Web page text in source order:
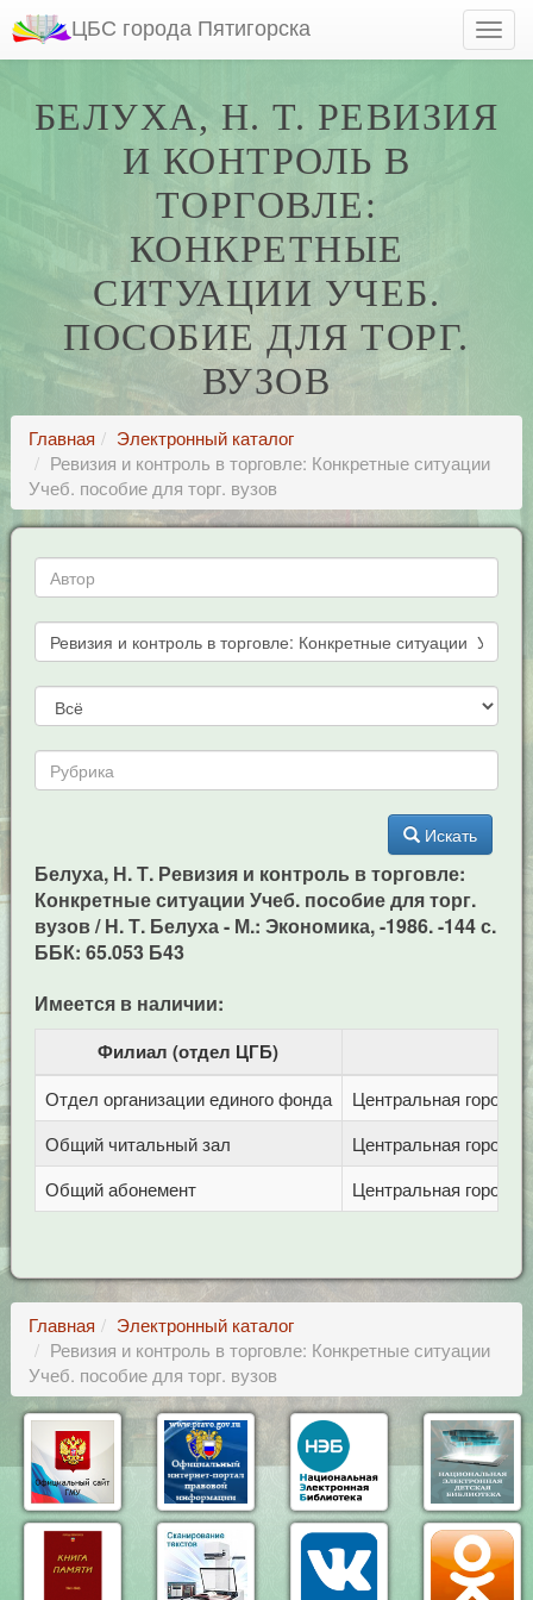
ЦБС города Пятигорска
БЕЛУХА, Н. Т. РЕВИЗИЯ
И КОНТРОЛЬ В
ТОРГОВЛЕ:
КОНКРЕТНЫЕ
СИТУАЦИИ УЧЕБ.
ПОСОБИЕ ДЛЯ ТОРГ.
ВУЗОВ
Главная
Электронный каталог
Ревизия и контроль в торговле: Конкретные ситуации
Учеб. пособие для торг. вузов
Искать
Белуха, Н. Т. Ревизия и контроль в торговле:
Конкретные ситуации Учеб. пособие для торг.
вузов / Н. Т. Белуха - М.: Экономика, -1986. -144 с.
ББК: 65.053 Б43
Имеется в наличии:
Филиал (отдел ЦГБ)
Отдел организации единого фонда
Центральная
Общий читальный зал
Центральная
Общий абонемент
Центральная
Главная
Электронный каталог
Ревизия и контроль в торговле: Конкретные ситуации
Учеб. пособие для торг. вузов